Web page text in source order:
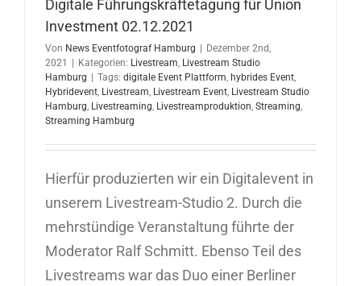
Digitale Führungskräftetagung für Union
Investment 02.12.2021
Von News Eventfotograf Hamburg
Dezember 2nd,
2021
Kategorien: Livestream, Livestream Studio
Hamburg
Tags: digitale Event Plattform, hybrides Event,
Hybridevent, Livestream, Livestream Event, Livestream Studio
Hamburg, Livestreaming, Livestreamproduktion, Streaming,
Streaming Hamburg
Hierfür produzierten wir ein Digitalevent in
unserem Livestream-Studio 2. Durch die
mehrstündige Veranstaltung führte der
Moderator Ralf Schmitt. Ebenso Teil des
Livestreams war das Duo einer Berliner